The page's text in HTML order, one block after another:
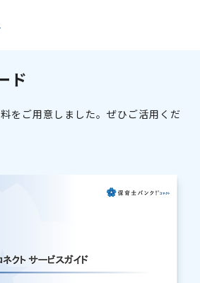
ド
をご用意しました。ぜひご活用くだ